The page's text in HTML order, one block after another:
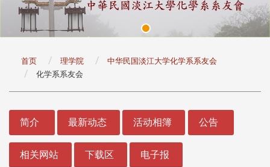
首页 理学院
中华民国淡江大学化学系系友会
化学系系友会
简介 最新动态 活动相簿 公告
相关网站 下载区 电子报